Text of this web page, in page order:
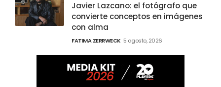
Javier Lazcano: el fotógrafo que
convierte conceptos en imágenes
con alma
FATIMA ZERRWECK 5 agosto, 2026